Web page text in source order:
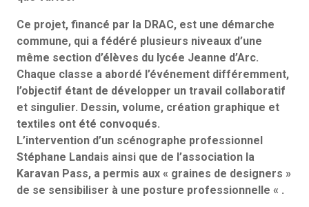
Ce projet, financé par la DRAC, est une démarche
commune, qui a fédéré plusieurs niveaux d’une
même section d’élèves du lycée Jeanne d’Arc.
Chaque classe a abordé l’événement différemment,
l’objectif étant de développer un travail collaboratif
et singulier. Dessin, volume, création graphique et
textiles ont été convoqués.
L’intervention d’un scénographe professionnel
Stéphane Landais ainsi que de l’association la
Karavan Pass, a permis aux « graines de designers »
de se sensibiliser à une posture professionnelle « .